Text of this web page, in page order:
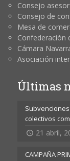
Consejo
Consejo de
Mesa de
Confederación
Cámara
Asociación
Últimas
colectivos
21 abril,
CAMPAÑA